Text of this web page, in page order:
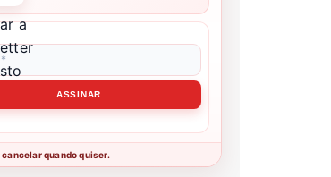
cancelar quando quiser.